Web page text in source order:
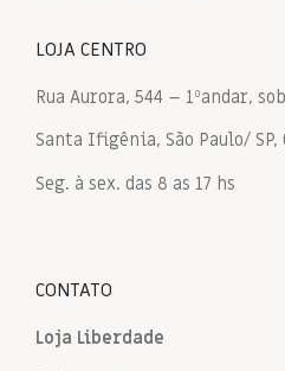
LOJA CENTRO
Rua Aurora, 544 – 1ºandar,
Santa Ifigênia, São Paulo/ SP,
Seg. à sex. das 8 as 17 hs
CONTATO
Loja Liberdade